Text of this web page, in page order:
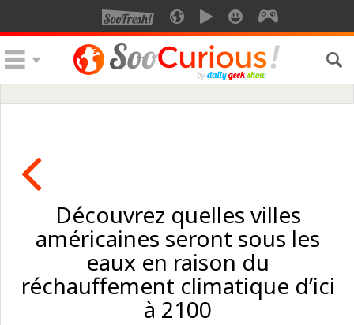
Découvrez quelles villes
américaines seront sous les
eaux en raison du
réchauffement climatique d’ici
à 2100